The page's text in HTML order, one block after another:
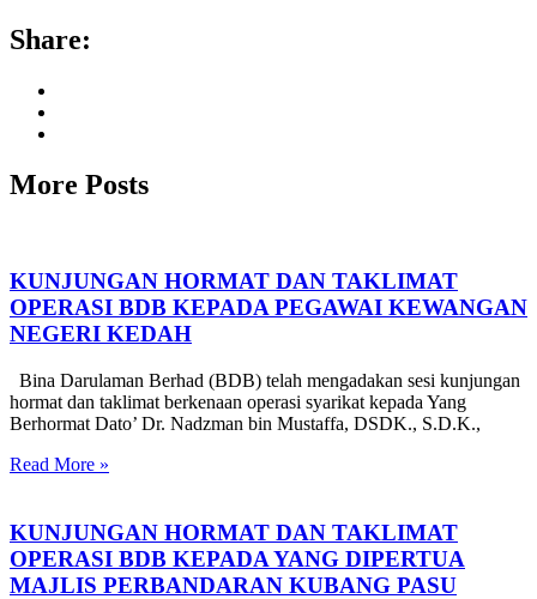
Share:
More Posts
KUNJUNGAN HORMAT DAN TAKLIMAT
OPERASI BDB KEPADA PEGAWAI KEWANGAN
NEGERI KEDAH
Bina Darulaman Berhad (BDB) telah mengadakan sesi kunjungan
hormat dan taklimat berkenaan operasi syarikat kepada Yang
Berhormat Dato’ Dr. Nadzman bin Mustaffa, DSDK., S.D.K.,
Read More »
KUNJUNGAN HORMAT DAN TAKLIMAT
OPERASI BDB KEPADA YANG DIPERTUA
MAJLIS PERBANDARAN KUBANG PASU